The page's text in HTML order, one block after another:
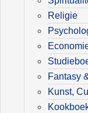
Religie
Fantasy
Kunst,